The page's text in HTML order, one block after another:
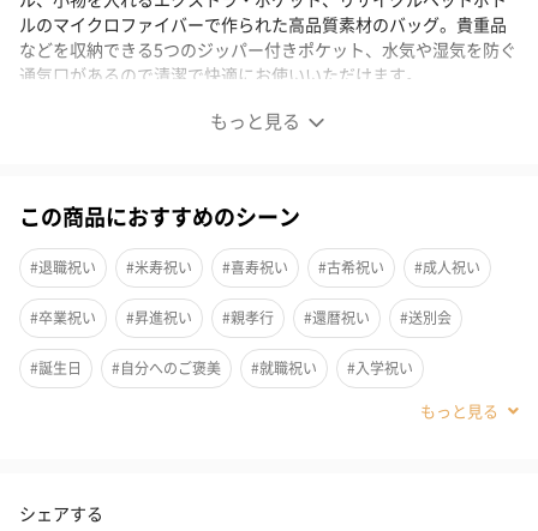
もっと見る
ルのマイクロファイバーで作られた高品質素材のバッグ。貴重品
などを収納できる5つのジッパー付きポケット、水気や湿気を防ぐ
通気口があるので清潔で快適にお使いいただけます。
ヨガマットだけでなく、必需品も収納可能なバッグです。長さが
調節できるストラップ、ヨガマットだけではなく着替えやタオ
ル、小物を入れるエクストラ・ポケット、リサイクルペットボト
ルのマイクロファイバーで作られた高品質素材のバッグ。持ち運
びはもちろん部屋の収納時も便利でおしゃれです。
貴重品などを収納できる5つのジッパー付きポケットと水気や湿気
を防ぐ通気口があるので清潔で快適にお使いいただけます。
選べる3カラー
この商品におすすめのシーン
#退職祝い #米寿祝い #喜寿祝い #古希祝い #成人祝い
#卒業祝い #昇進祝い #親孝行 #還暦祝い #送別会
#誕生日 #自分へのご褒美 #就職祝い #入学祝い
#母の日
#甥 #女子大学生
シェアする